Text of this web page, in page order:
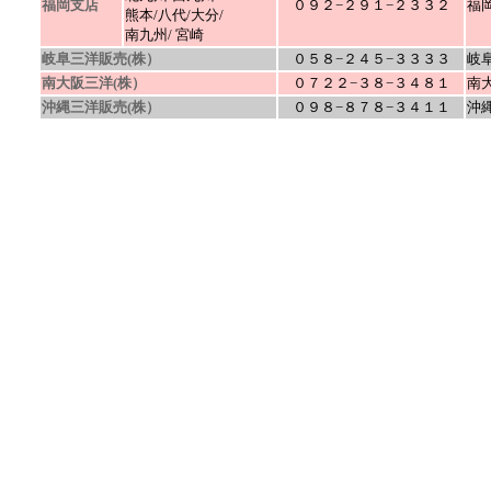
福岡支店
熊本/八代/大分/
南九州/ 宮崎
０９２−２９１−２３３２ 福
岐阜三洋販売(株） ０５８−２４５−３３３３
岐
南大阪三洋(株）
０７２２−３８−３４８１
南
沖縄三洋販売(株）
０９８−８７８−３４１１ 沖